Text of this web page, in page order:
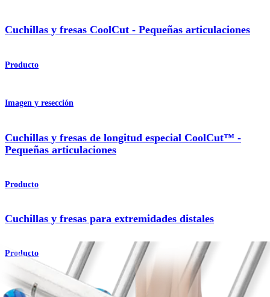
Cuchillas y fresas CoolCut - Pequeñas articulaciones
Producto
Imagen y resección
Cuchillas y fresas de longitud especial CoolCut™ -
Pequeñas articulaciones
Producto
Cuchillas y fresas para extremidades distales
Producto